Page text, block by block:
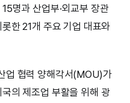
명과 산업부·외교부 장관
한 21개 주요 기업 대표와
업 협력 양해각서(MOU)가
의 제조업 부활을 위해 광